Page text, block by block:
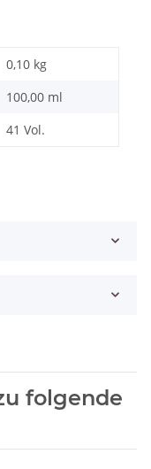
0,10 kg
100,00 ml
41 Vol.
folgende